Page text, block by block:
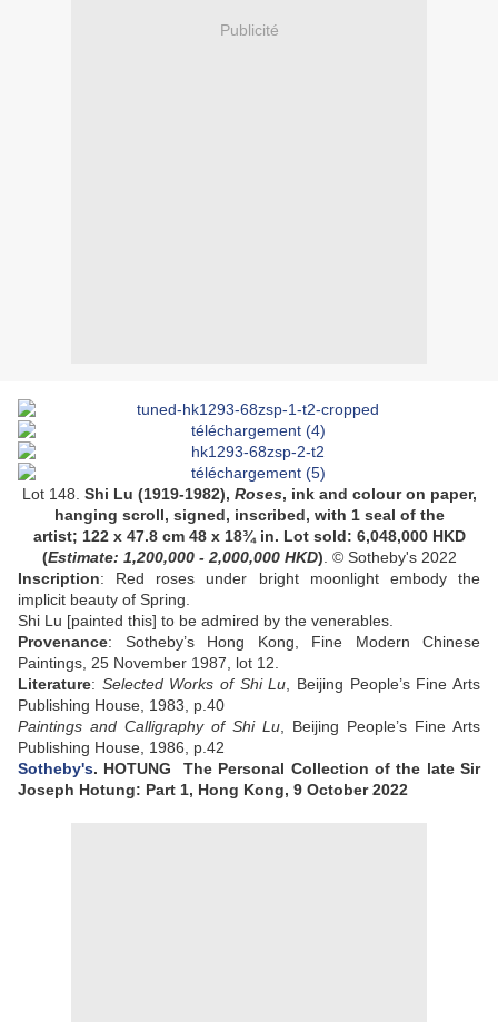
Publicité
Lot 148. Shi Lu (1919-1982), Roses, ink and colour on paper,
hanging scroll, signed, inscribed, with 1 seal of the
artist; 122 x 47.8 cm 48 x 18¾ in. Lot sold: 6,048,000 HKD
(Estimate: 1,200,000 - 2,000,000 HKD) . © Sotheby's 2022
Inscription: Red roses under bright moonlight embody the
implicit beauty of Spring.
Shi Lu [painted this] to be admired by the venerables.
Provenance: Sotheby’s Hong Kong, Fine Modern Chinese
Paintings, 25 November 1987, lot 12.
Literature: Selected Works of Shi Lu , Beijing People’s Fine Arts
Publishing House, 1983, p.40
Paintings and Calligraphy of Shi Lu , Beijing People’s Fine Arts
Publishing House, 1986, p.42
Sotheby's. HOTUNG The Personal Collection of the late Sir
Joseph Hotung: Part 1, Hong Kong, 9 October 2022